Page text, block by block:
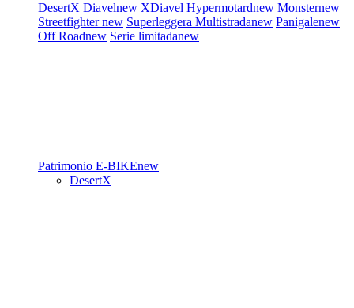
DesertX Diavelnew XDiavel Hypermotardnew Monsternew
Streetfighternew Superleggera Multistradanew Panigalenew
Off Roadnew Serie limitadanew
Patrimonio E-BIKEnew
DesertX